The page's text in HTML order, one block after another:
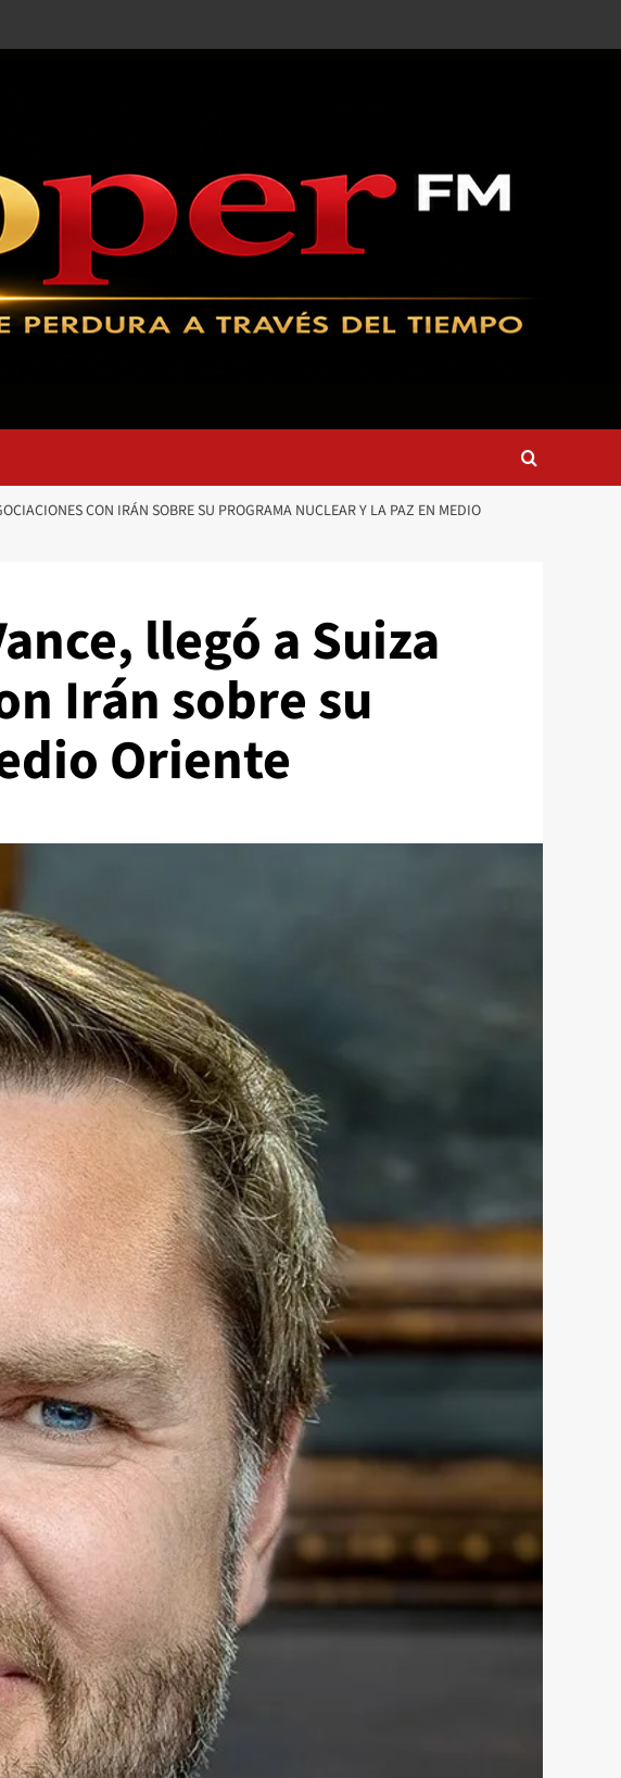
CON IRÁN SOBRE SU PROGRAMA NUCLEAR Y LA PAZ EN MEDIO
llegó a Suiza
Irán sobre su
Oriente